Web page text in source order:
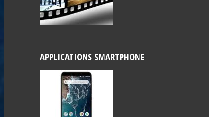
APPLICATIONS SMARTPHONE